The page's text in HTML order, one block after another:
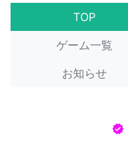
TOP
ゲーム一覧
お知らせ
verified